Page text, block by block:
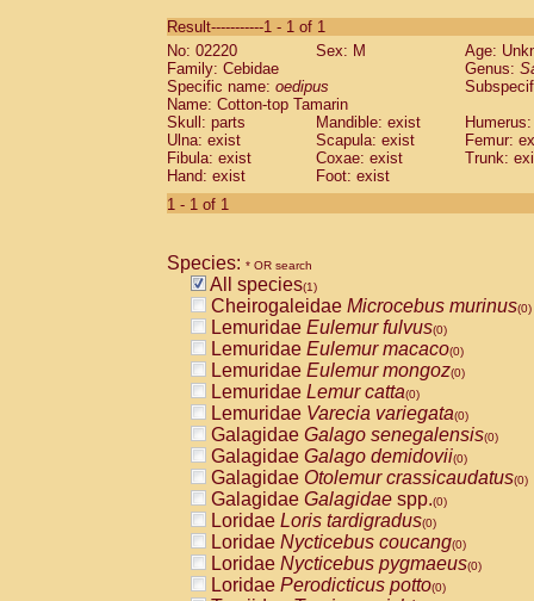
CebidaeSaguinus labiatus(0)
Cebidae Saguinus leucopus (0)
Cebidae
CebidaeSaguinus mystax
Cebidae Saguinus nigricollis (0)
Cebidae Saguinus oedipus
Cebidae Saguinus weddelli
Cebidae Saguinusspp.
Cebidae
CebidaeCebus capucinus
CebidaeCebus nigrivittatus
CebidaeCebus spp.(0)
CebidaeSaimiri boliviensis(0)
CebidaeSaimiri sciureus(0)
AtelidaeAlouatta caraya(0)
AtelidaeAlouatta fusca(0)
AtelidaeAlouatta seniculus(0)
AtelidaeAlouattaspp.(0)
AtelidaeAteles belzebuth(0)
AtelidaeAteles geoffroyi(0)
AtelidaeAteles paniscus(0)
AtelidaeAtelesspp.(0)
AtelidaeLagothrix lagothricha(0)
AtelidaeLagothrix lagothricha cana
PitheciidaeCacajao calvus
Result-----------1 - 1 of 1
No: 02220
Sex: M
Age:
Family: Cebidae
Genus:
Specific name: oedipus
Name: Cotton-top Tamarin
Skull: parts
Mandible: exist
Ulna: exist
Scapula: exist
Femur:
Fibula: exist
Coxae: exist
Trunk:
Hand: exist
Foot: exist
1 - 1 of 1
Species: * OR search
All species(1)
Cheirogaleidae Microcebus murinus(0)
Lemuridae Eulemur fulvus(0)
Lemuridae Eulemur macaco(0)
Lemuridae Eulemur mongoz(0)
Lemuridae Lemur catta(0)
Lemuridae Varecia variegata(0)
Galagidae Galago senegalensis(0)
Galagidae Galago demidovii(0)
Galagidae Otolemur crassicaudatus(0)
Galagidae Galagidae spp.(0)
Loridae Loris tardigradus(0)
Loridae Nycticebus coucang(0)
Loridae Nycticebus pygmaeus(0)
Loridae Perodicticus potto(0)